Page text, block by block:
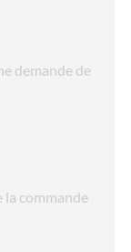
demande de
la commande